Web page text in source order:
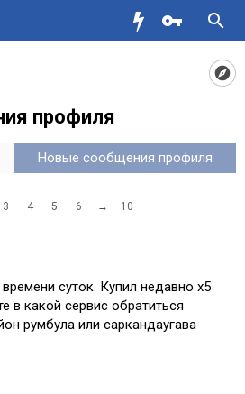
профиля
Новые сообщения профиля
3 4 5 6 → 10
суток. Купил недавно х5
в какой сервис обратиться
румбула или саркандаугава